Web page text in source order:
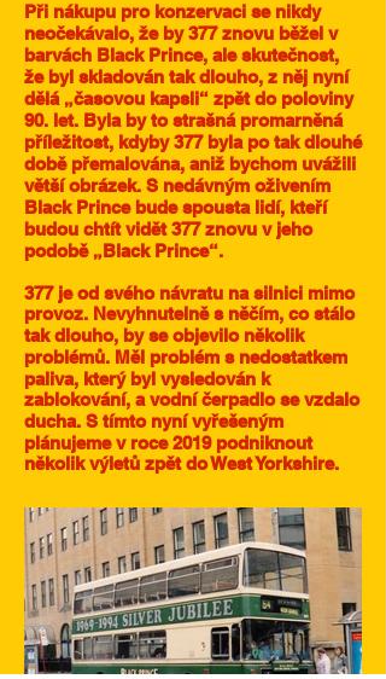
Při nákupu pro konzervaci se nikdy
neočekávalo, že by 377 znovu běžel v
barvách Black Prince, ale skutečnost,
že byl skladován tak dlouho, z něj nyní
dělá „časovou kapsli“ zpět do poloviny
90. let. Byla by to strašná promarněná
příležitost, kdyby 377 byla po tak dlouhé
době přemalována, aniž bychom uvážili
větší obrázek. S nedávným oživením
Black Prince bude spousta lidí, kteří
budou chtít vidět 377 znovu v jeho
podobě „Black Prince“.
377 je od svého návratu na silnici mimo
provoz. Nevyhnutelně s něčím, co stálo
tak dlouho, by se objevilo několik
problémů. Měl problém s nedostatkem
paliva, který byl vysledován k
zablokování, a vodní čerpadlo se vzdalo
ducha. S tímto nyní vyřešeným
plánujeme v roce 2019 podniknout
několik výletů zpět do West Yorkshire.